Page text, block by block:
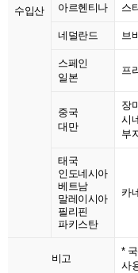
수입산 아르헨티나 스
네덜란드 브
스페인
일본
프
중국
대만
장
시
부
태국
인도네시아
베트남
말레이시아
필리핀
파키스탄
카
비고
*
사